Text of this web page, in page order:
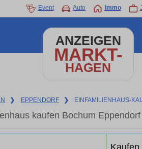
Event Auto Immo
ANZEIGEN
MARKT-
HAGEN
❯ EPPENDORF ❯ EINFAMILIENHAUS-
kaufen Bochum